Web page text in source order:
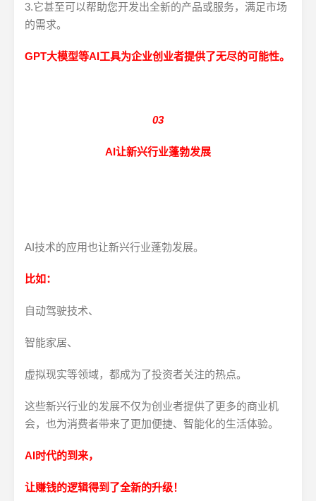
3.它甚至可以帮助您开发出全新的产品或服务，满足市场
的需求。
GPT大模型等AI工具为企业创业者提供了无尽的可能性。
03
AI让新兴行业蓬勃发展
AI技术的应用也让新兴行业蓬勃发展。
比如：
自动驾驶技术、
智能家居、
虚拟现实等领域，都成为了投资者关注的热点。
这些新兴行业的发展不仅为创业者提供了更多的商业机
会，也为消费者带来了更加便捷、智能化的生活体验。
AI时代的到来，
让赚钱的逻辑得到了全新的升级！